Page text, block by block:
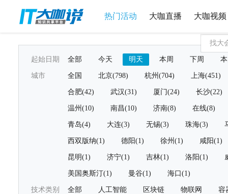
热门活动 大咖直播 大咖视频
起始日期 全部 今天 明天 本周 下周
城市 全国 北京(798) 杭州(704) 上海(451)
合肥(42) 武汉(31) 厦门(24) 长沙(22)
温州(10) 南昌(10) 济南(8) 在线(8)
青岛(4) 大连(3) 无锡(3) 珠海(3)
西双版纳(1) 德阳(1) 徐州(1) 咸阳(1)
昆明(1) 济宁(1) 吉林(1) 洛阳(1)
美国奥斯汀(1) 曼谷(1) 海口(1)
技术类别 全部 人工智能 区块链 物联网 容